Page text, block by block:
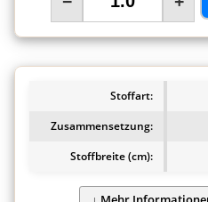
Stoffart:
Zusammensetzung:
Stoffbreite (cm):